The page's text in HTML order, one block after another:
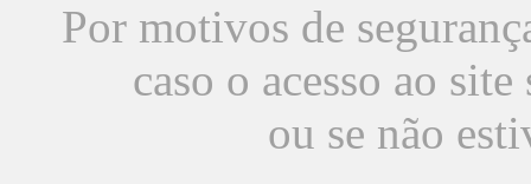
Por motivos de
caso o acesso ao
ou se não